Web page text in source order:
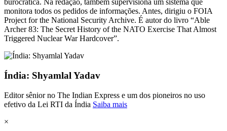
burocrática. Na redação, também supervisiona um sistema que
monitora todos os pedidos de informações. Antes, dirigiu o FOIA
Project for the National Security Archive. É autor do livro “Able
Archer 83: The Secret History of the NATO Exercise That Almost
Triggered Nuclear War Hardcover”.
Índia: Shyamlal Yadav
Editor sênior no The Indian Express e um dos pioneiros no uso
efetivo da Lei RTI da Índia Saiba mais
×